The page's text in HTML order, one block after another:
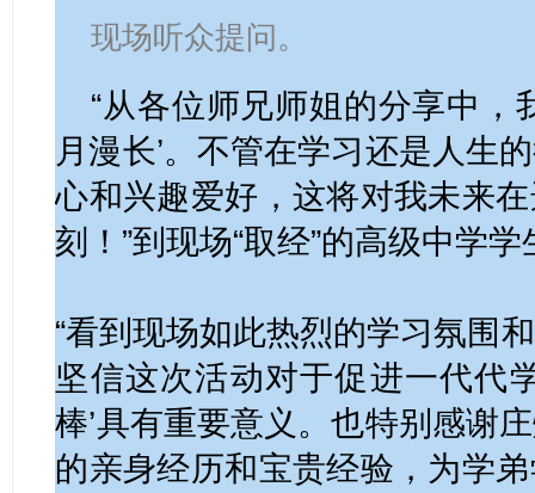
现场听众提问。
“从各位师兄师姐的分享中，
月漫长’。不管在学习还是人生
心和兴趣爱好，这将对我未来
刻！”到现场“取经”的高级中学
“看到现场如此热烈的学习氛围
坚信这次活动对于促进一代代
棒’具有重要意义。也特别感谢
的亲身经历和宝贵经验，为学